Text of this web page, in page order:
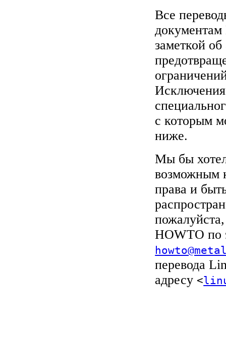
Все
заметкой
Исключения
с которым
ниже.
Мы бы
возможным
права и
HOWTO по
перевода
адресу <